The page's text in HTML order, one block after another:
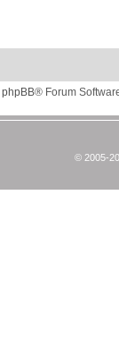
phpBB® Forum
© 2005-